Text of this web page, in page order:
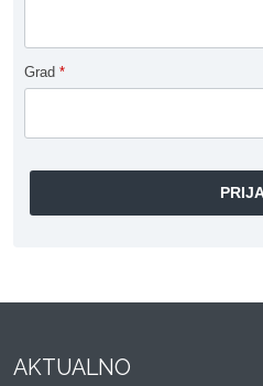
Grad *
AKTUALNO